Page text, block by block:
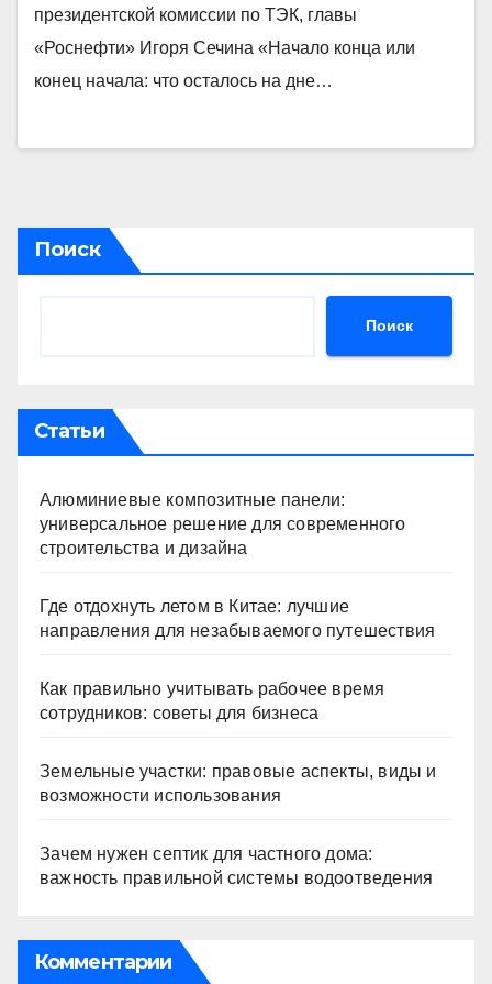
президентской комиссии по ТЭК, главы
«Роснефти» Игоря Сечина «Начало конца или
конец начала: что осталось на дне…
Поиск
Поиск
Статьи
Алюминиевые композитные панели:
универсальное решение для современного
строительства и дизайна
Где отдохнуть летом в Китае: лучшие
направления для незабываемого путешествия
Как правильно учитывать рабочее время
сотрудников: советы для бизнеса
Земельные участки: правовые аспекты, виды и
возможности использования
Зачем нужен септик для частного дома:
важность правильной системы водоотведения
Комментарии